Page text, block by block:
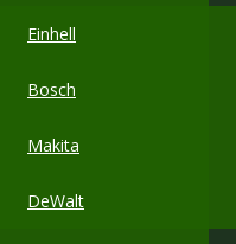
Einhell
Bosch
Makita
DeWalt